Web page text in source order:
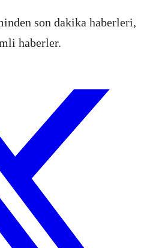
son dakika haberleri,
haberler.